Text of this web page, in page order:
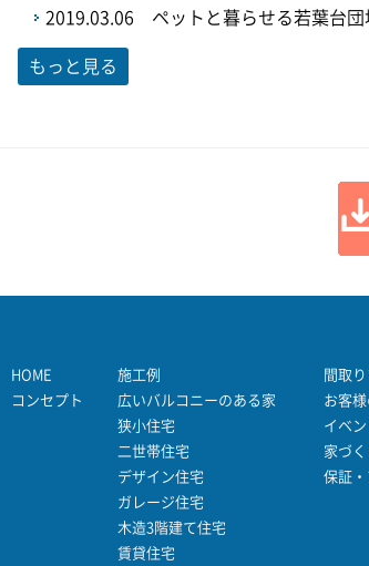
2019.03.06 ペットと暮らせる若葉台
もっと見る
HOME
コンセプト
施工例
広いバルコニーのある家
狭小住宅
二世帯住宅
デザイン住宅
ガレージ住宅
木造3階建て住宅
賃貸住宅
間取
お客
イベ
家づ
保証